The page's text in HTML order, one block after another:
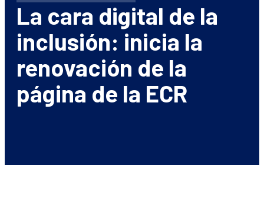
La cara digital de la
inclusión: inicia la
renovación de la
página de la ECR